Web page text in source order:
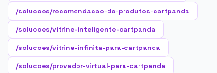
/solucoes/recomendacao-de-produtos-cartpanda
/solucoes/vitrine-inteligente-cartpanda
/solucoes/vitrine-infinita-para-cartpanda
/solucoes/provador-virtual-para-cartpanda